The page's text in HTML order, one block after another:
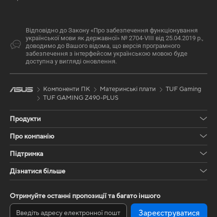
Відповідно до Закону «Про забезпечення функціонування
української мови як державної» № 2704-VIII від 25.04.2019 р.,
доводимо до Вашого відома, що версія програмного
забезпечення з інтерфейсом українською мовою буде
доступна у вигляді оновлення.
Компоненти ПК Материнські плати
TUF Gaming
TUF GAMING Z490-PLUS
Продукти
Про компанію
Підтримка
Дізнатися більше
Отримуйте останні пропозиції та багато іншого
Зареєструватися